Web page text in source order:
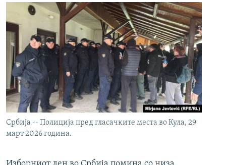
Србија -- Полиција пред гласачките места во Кула, 29
март 2026 година.